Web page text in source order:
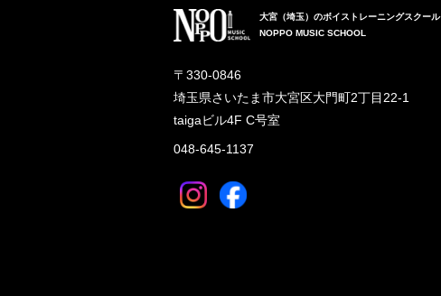
大宮（埼玉）のボイストレーニングスクール
NOPPO MUSIC SCHOOL
〒330-0846
埼玉県さいたま市大宮区大門町2丁目22-1
taigaビル4F C号室
048-645-1137